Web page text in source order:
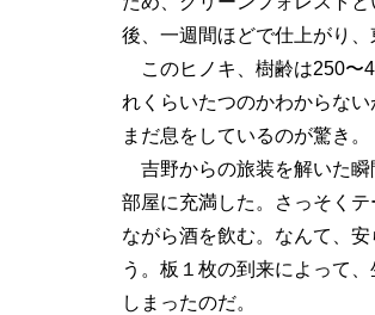
後、一週間ほどで仕上がり
このヒノキ、樹齢は250〜
れくらいたつのかわからな
まだ息をしているのが驚き。
吉野からの旅装を解いた瞬
部屋に充満した。さっそく
ながら酒を飲む。なんて、
う。板１枚の到来によって
しまったのだ。